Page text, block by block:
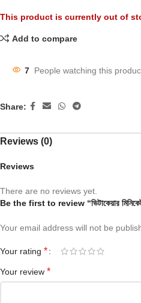
This product is currently out of
Add to compare
7 People watching this
Share:
Reviews (0)
Reviews
There are no reviews yet.
Be the first to review “ভিটাকেয়ার
Your email address will not be
Your rating *
Your review *